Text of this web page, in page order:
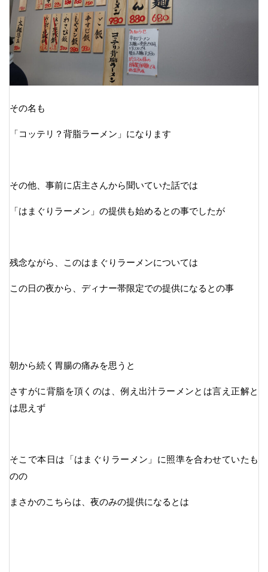
その名も
「コッテリ？背脂ラーメン」になります
その他、事前に店主さんから聞いていた話では
「はまぐりラーメン」の提供も始めるとの事でしたが
残念ながら、このはまぐりラーメンについては
この日の夜から、ディナー帯限定での提供になるとの事
朝から続く胃腸の痛みを思うと
さすがに背脂を頂くのは、例え出汁ラーメンとは言え正解と
は思えず
そこで本日は「はまぐりラーメン」に照準を合わせていたも
のの
まさかのこちらは、夜のみの提供になるとは